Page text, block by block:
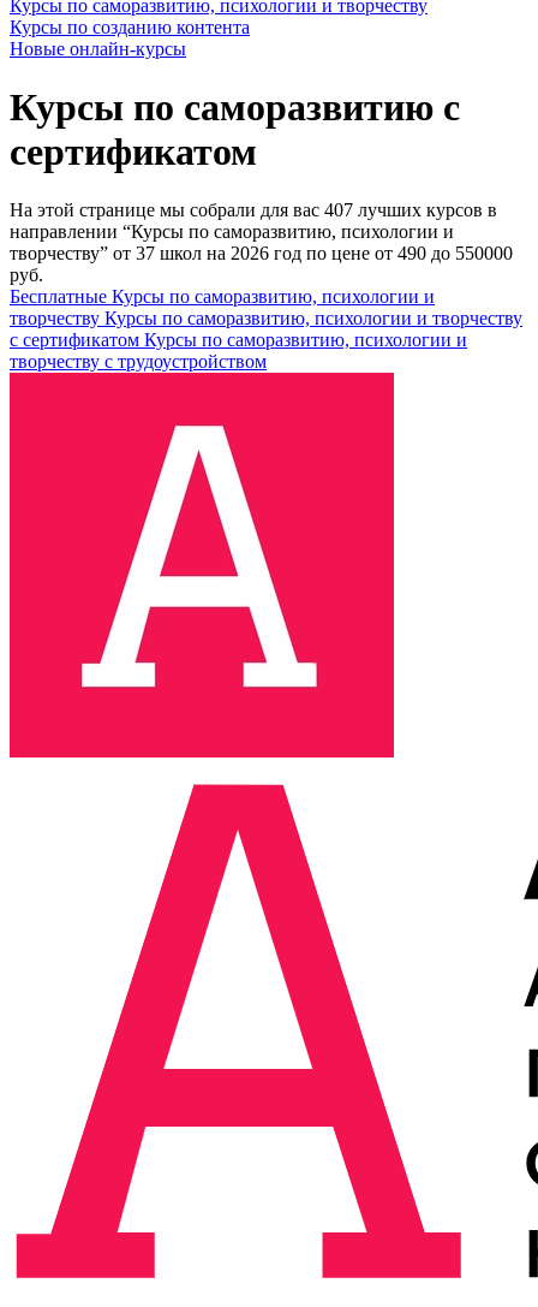
Курсы по саморазвитию, психологии и творчеству
Курсы по созданию контента
Новые онлайн‑курсы
Курсы по саморазвитию с
сертификатом
На этой странице мы собрали для вас 407 лучших курсов в
направлении “Курсы по саморазвитию, психологии и
творчеству” от 37 школ на 2026 год по цене от 490 до 550000
руб.
Бесплатные Курсы по саморазвитию, психологии и
творчеству Курсы по саморазвитию, психологии и творчеству
с сертификатом Курсы по саморазвитию, психологии и
творчеству с трудоустройством